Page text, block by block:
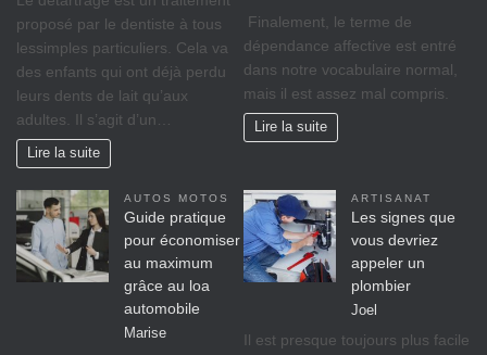
proposé par le dentiste à tous
lessimples particuliers. Cela va
des enfants qui ont déjà perdu
leurs dents de lait qu’aux
adultes. Il s’agit d’un…
Lire la suite
Finalement, le terme de
dépendance affective est entré
dans notre vocabulaire normal,
mais il est assez mal compris.
Lire la suite
AUTOS MOTOS
Guide pratique
pour économiser
au maximum
grâce au loa
automobile
Marise
ARTISANAT
Les signes que
vous devriez
appeler un
plombier
Joel
Il est presque toujours plus facile